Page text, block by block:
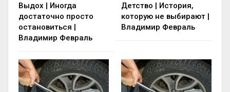
Выдох | Иногда
достаточно просто
остановиться |
Владимир Февраль
Детство | История,
которую не выбирают |
Владимир Февраль